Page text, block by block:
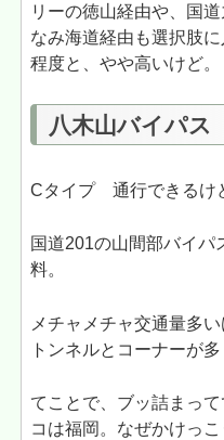
リーの徳山経由や、国
なみ海道経由も選択肢
程度と、やや高いけど。
八木山バイパス
Cタイプ 通行できるけ
国道201の山間部バイパ
料。
メチャメチャ交通量多
トンネルとコーナーが
てことで、ブッ詰まっ
コは福岡。なぜかけっ